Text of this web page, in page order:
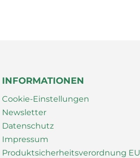
INFORMATIONEN
Cookie-Einstellungen
Newsletter
Datenschutz
Impressum
Produktsicherheitsverordnung EU